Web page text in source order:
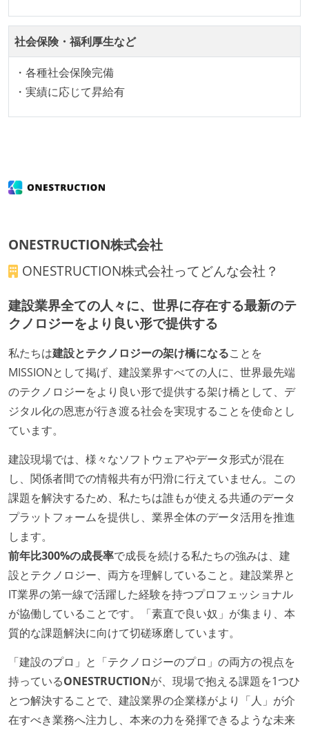
アジャイル実践状況
1ヶ月以下の短い期間でのイテレーション開発を実践
している
デイリーでスタンドアップミーティング、またはそれ
に準じるチーム内の打ち合わせを行っている
イテレーションの最後などに、定期的にチームでふり
形で行っている
ワークフローの整備
全てのコードをバージョン管理ツールで管理している
ベースで行われる
自動（＝システム化され、1コマンドで実行できる）
オープンな情報共有
ドキュメントの整備やペアプロ、モブワークなど、ナ
レッジの共有を積極的に行っている（属人性を減らす
取り組みをしている）
労働環境の自由度
日本国内であれば、居住地は問わずにフルリモートで
きる
オフィスへの通勤圏内であればフルリモートできる
業務時間中に中抜けできる制度がある
2年以内に未就学児を子育てしながら働いていたエン
ジニアがいる
フレックスタイム制または裁量労働制を採用している
メンバーの多様性
外国籍の開発メンバーがいる
待遇・福利厚生
イベントへの業務参加やチケット負担など、会社とし
社会保険・福利厚生など
・各種社会保険完備
・実績に応じて昇給有
ONESTRUCTION株式会社
ONESTRUCTION株式会社ってどんな会社？
建設業界全ての人々に、世界に存在する最新のテ
クノロジーをより良い形で提供する
私たちは建設とテクノロジーの架け橋になることを
MISSIONとして掲げ、建設業界すべての人に、世界最先端
のテクノロジーをより良い形で提供する架け橋として、デ
ジタル化の恩恵が行き渡る社会を実現することを使命とし
ています。
建設現場では、様々なソフトウェアやデータ形式が混在
し、関係者間での情報共有が円滑に行えていません。この
課題を解決するため、私たちは誰もが使える共通のデータ
プラットフォームを提供し、業界全体のデータ活用を推進
します。
前年比300%の成長率で成長を続ける私たちの強みは、建
設とテクノロジー、両方を理解していること。建設業界と
IT業界の第一線で活躍した経験を持つプロフェッショナル
が協働していることです。「素直で良い奴」が集まり、本
質的な課題解決に向けて切磋琢磨しています。
「建設のプロ」と「テクノロジーのプロ」の両方の視点を
持っているONESTRUCTIONが、現場で抱える課題を1つひ
とつ解決することで、建設業界の企業様がより「人」が介
在すべき業務へ注力し、本来の力を発揮できるような未来